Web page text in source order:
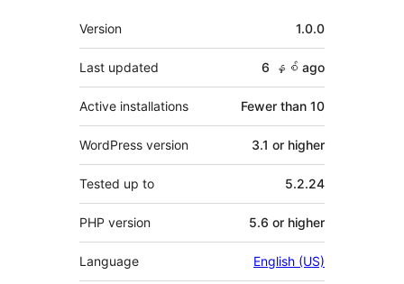
Meta
Version 1.0.0
Last updated 6 နှစ် ago
Active installations Fewer than 10
WordPress version 3.1 or higher
Tested up to 5.2.24
PHP version 5.6 or higher
Language English (US)